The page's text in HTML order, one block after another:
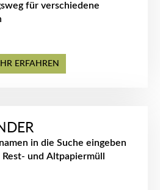
für verschiedene
ERFAHREN
in die Suche eingeben
und Altpapiermüll